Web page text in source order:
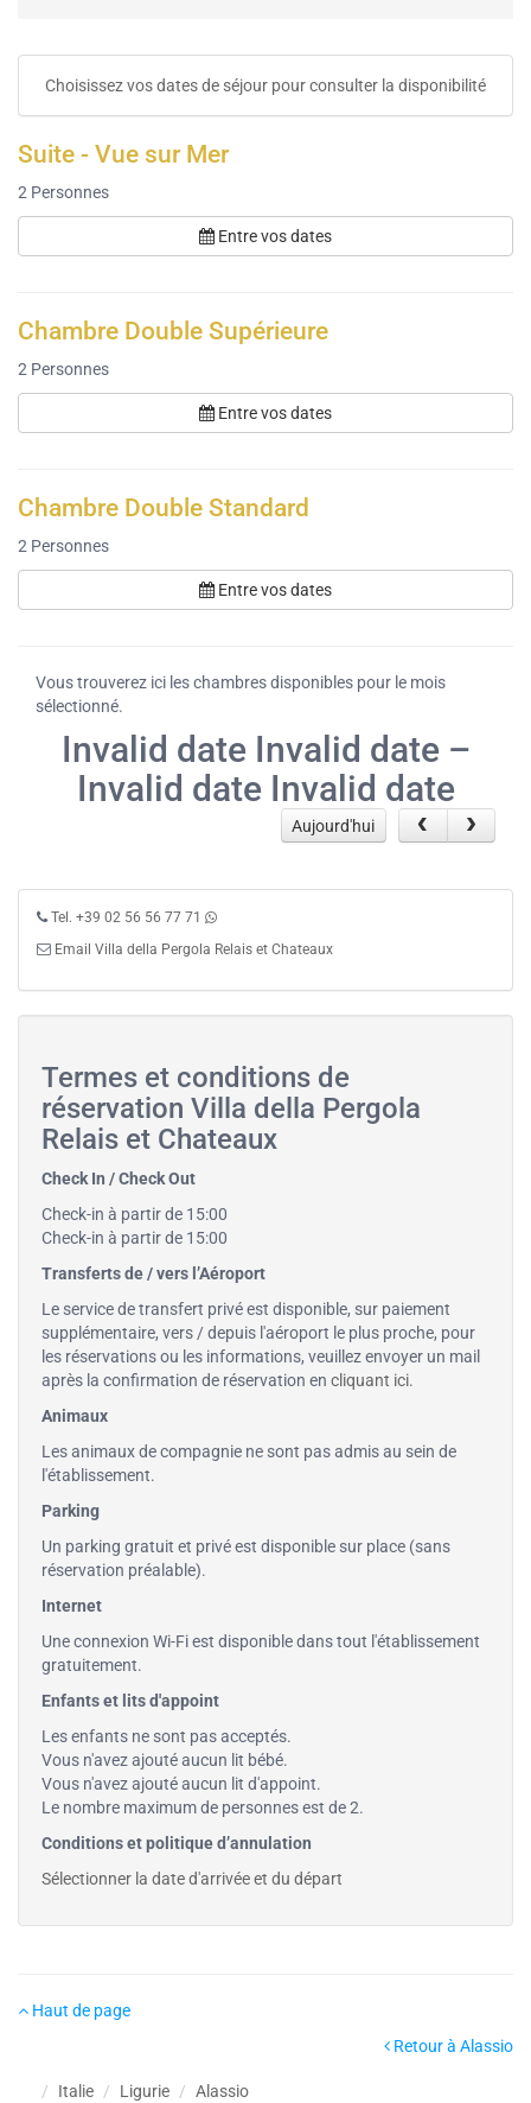
Choisissez vos dates de séjour pour consulter la disponibilité
Suite - Vue sur Mer
2 Personnes
Entre vos dates
Chambre Double Supérieure
2 Personnes
Entre vos dates
Chambre Double Standard
2 Personnes
Entre vos dates
Vous trouverez ici les chambres disponibles pour le mois
sélectionné.
Invalid date Invalid date –
Invalid date Invalid date
Aujourd'hui
Tel. +39 02 56 56 77 71
Email Villa della Pergola Relais et Chateaux
Termes et conditions de
réservation Villa della Pergola
Relais et Chateaux
Check In / Check Out
Check-in à partir de 15:00
Check-in à partir de 15:00
Transferts de / vers l’Aéroport
Le service de transfert privé est disponible, sur paiement
supplémentaire, vers / depuis l'aéroport le plus proche, pour
les réservations ou les informations, veuillez envoyer un mail
après la confirmation de réservation en cliquant ici.
Animaux
Les animaux de compagnie ne sont pas admis au sein de
l'établissement.
Parking
Un parking gratuit et privé est disponible sur place (sans
réservation préalable).
Internet
Une connexion Wi-Fi est disponible dans tout l'établissement
gratuitement.
Enfants et lits d'appoint
Les enfants ne sont pas acceptés.
Vous n'avez ajouté aucun lit bébé.
Vous n'avez ajouté aucun lit d'appoint.
Le nombre maximum de personnes est de 2.
Conditions et politique d’annulation
Sélectionner la date d'arrivée et du départ
Haut de page
Retour à Alassio
Italie Ligurie Alassio